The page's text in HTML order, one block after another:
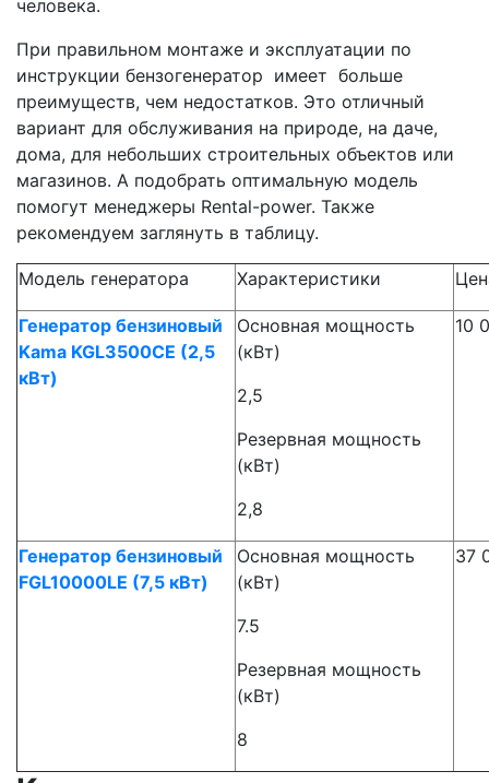
человека.
При правильном монтаже и эксплуатации по
инструкции бензогенератор имеет больше
преимуществ, чем недостатков. Это отличный
вариант для обслуживания на природе, на даче,
дома, для небольших строительных объектов или
магазинов. А подобрать оптимальную модель
помогут менеджеры Rental-power. Также
рекомендуем заглянуть в таблицу.
Модель генератора Характеристики
Генератор бензиновый
Kama KGL3500CE (2,5
кВт)
Основная мощность
(кВт)
2,5
Резервная мощность
(кВт)
2,8
10
Генератор бензиновый
FGL10000LE (7,5 кВт)
Основная мощность
(кВт)
7.5
Резервная мощность
(кВт)
8
37